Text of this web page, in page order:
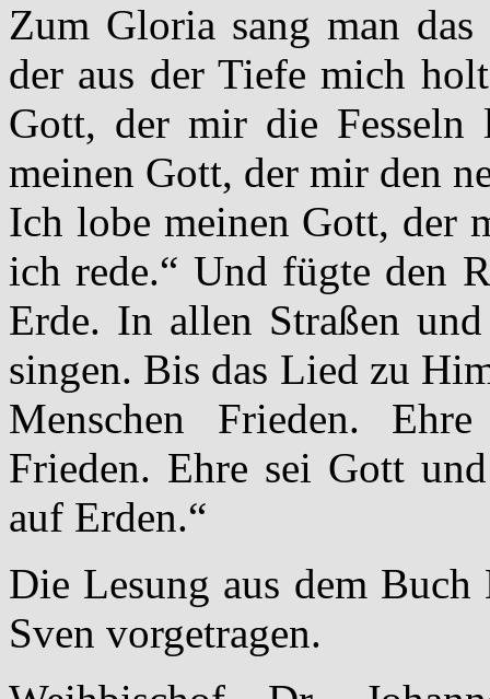
Zum Gloria sang man
der aus der Tiefe mich
Gott, der mir die
meinen Gott, der mir den
Ich lobe meinen Gott, der
ich rede.“ Und fügte den
Erde. In allen Straßen
singen. Bis das Lied zu
Menschen Frieden.
Frieden. Ehre sei Gott
auf Erden.“
Die Lesung aus dem
Sven vorgetragen.